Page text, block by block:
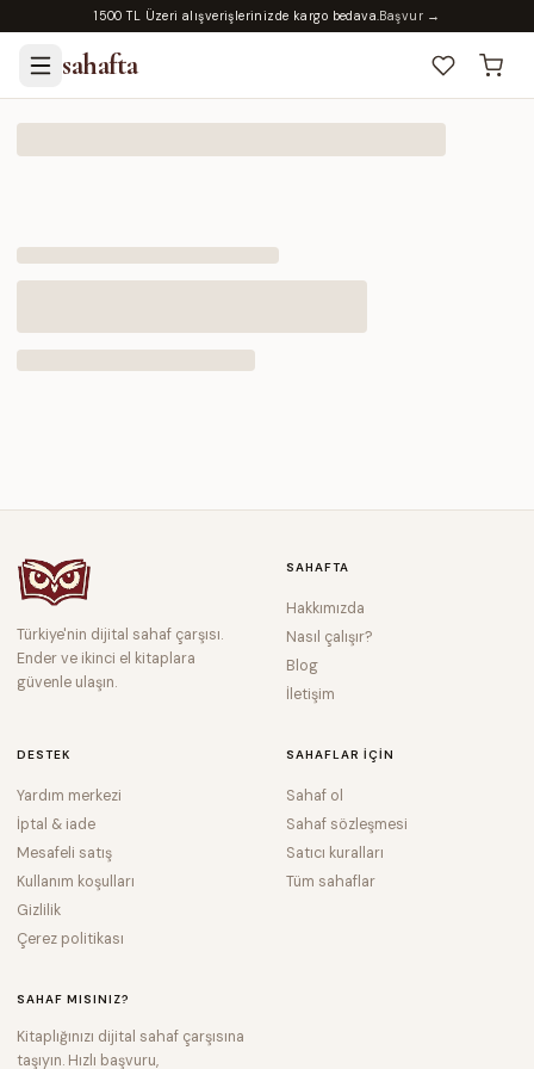
1500 TL Üzeri alışverişlerinizde kargo bedava.Başvur →
sahafta
Türkiye'nin dijital sahaf çarşısı.
Ender ve ikinci el kitaplara
güvenle ulaşın.
SAHAFTA
Hakkımızda
Nasıl çalışır?
Blog
İletişim
DESTEK
Yardım merkezi
İptal & iade
Mesafeli satış
Kullanım koşulları
Gizlilik
Çerez politikası
SAHAFLAR IÇIN
Sahaf ol
Sahaf sözleşmesi
Satıcı kuralları
Tüm sahaflar
SAHAF MISINIZ?
Kitaplığınızı dijital sahaf çarşısına
taşıyın. Hızlı başvuru,